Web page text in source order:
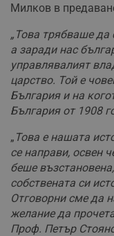
Милков в
„Това трябваше да
а заради нас
управлявалият
царство. Той е
България и на
България от 1908
„ Това е нашата
се направи, освен
беше
собствената си
Отговорни сме да
желание да
Проф. Петър